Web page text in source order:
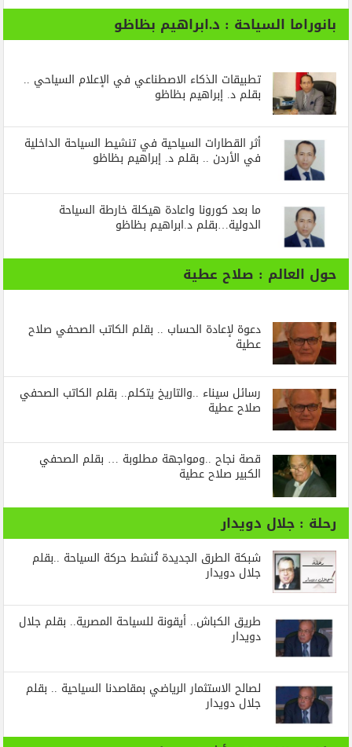
بانوراما السياحة : د.ابراهيم بظاظو
تطبيقات الذكاء الاصطناعي في الإعلام السياحي ..
بقلم د. إبراهيم بظاظو
أثر القطارات السياحية في تنشيط السياحة الداخلية
في الأردن .. بقلم د. إبراهيم بظاظو
ما بعد كورونا واعادة هيكلة خارطة السياحة
الدولية…بقلم د.ابراهيم بظاظو
حول العالم : صلاح عطية
دعوة لإعادة الحساب .. بقلم الكاتب الصحفي صلاح
عطية
رسائل‭ ‬سيناء‭.. ‬والتاريخ‭ ‬يتكلم.. بقلم الكاتب الصحفي
صلاح عطية
قصة نجاح ..ومواجهة مطلوبة … بقلم الصحفي
الكبير صلاح عطية
رحلة : جلال دويدار
شبكة الطرق الجديدة تُنشط حركة السياحة ..بقلم
جلال دويدار
طريق الكباش.. أيقونة للسياحة المصرية.. بقلم جلال
دويدار
لصالح الاستثمار الرياضي بمقاصدنا السياحية .. بقلم
جلال دويدار